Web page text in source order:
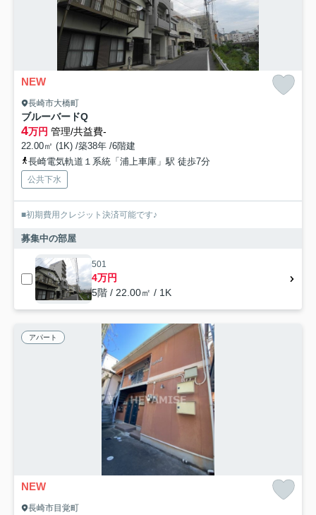
NEW
長崎市大橋町
ブルーバードQ
4万円 管理/共益費-
22.00㎡ (1K) /築38年 /6階建
長崎電気軌道１系統「浦上車庫」駅 徒歩7分
公共下水
■初期費用クレジット決済可能です♪
募集中の部屋
501
4万円
5階 / 22.00㎡ / 1K
アパート
NEW
長崎市目覚町